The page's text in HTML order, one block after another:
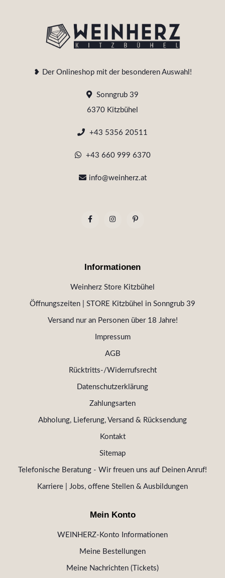
❥ Der Onlineshop mit der besonderen Auswahl!
Sonngrub 39
6370 Kitzbühel
+43 5356 20511
+43 660 999 6370
info@weinherz.at
Informationen
Weinherz Store Kitzbühel
Öffnungszeiten | STORE Kitzbühel in Sonngrub 39
Versand nur an Personen über 18 Jahre!
Impressum
AGB
Rücktritts-/Widerrufsrecht
Datenschutzerklärung
Zahlungsarten
Abholung, Lieferung, Versand & Rücksendung
Kontakt
Sitemap
Telefonische Beratung - Wir freuen uns auf Deinen Anruf!
Karriere | Jobs, offene Stellen & Ausbildungen
Mein Konto
WEINHERZ-Konto Informationen
Meine Bestellungen
Meine Nachrichten (Tickets)